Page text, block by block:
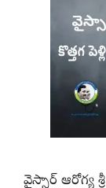
వైస్సార్ ఆరోగ్య